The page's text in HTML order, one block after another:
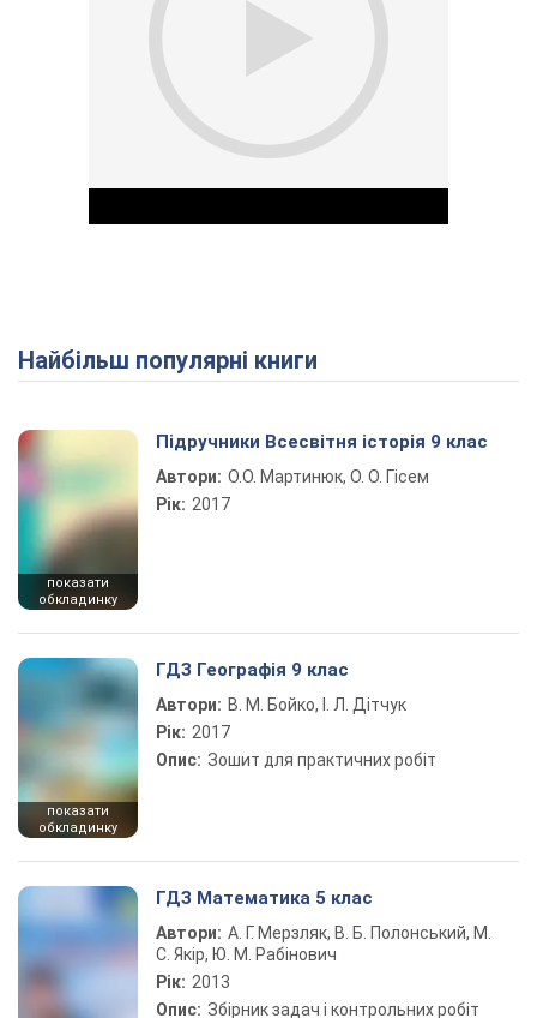
Play Video
Найбільш популярні книги
показати
обкладинку
Підручники Всесвітня історія 9 клас
Автори: О.О. Мартинюк, О. О. Гісем
Рік: 2017
показати
обкладинку
ГДЗ Географія 9 клас
Автори: В. М. Бойко, І. Л. Дітчук
Рік: 2017
Опис: Зошит для практичних робіт
ГДЗ Математика 5 клас
Автори: А. Г. Мерзляк, В. Б. Полонський, М.
С. Якір, Ю. М. Рабінович
Рік: 2013
Опис: Збірник задач і контрольних робіт